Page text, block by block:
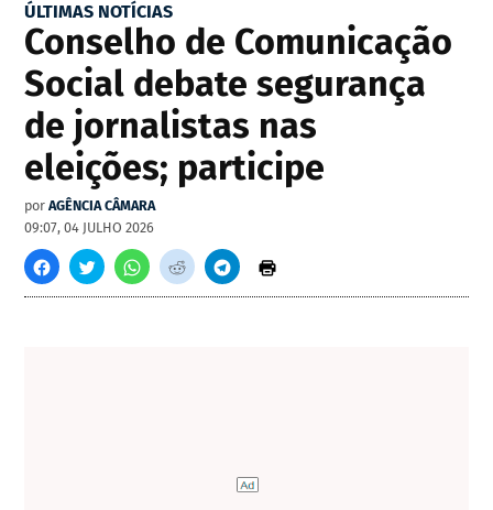
ÚLTIMAS NOTÍCIAS
Conselho de Comunicação
Social debate segurança
de jornalistas nas
eleições; participe
por AGÊNCIA CÂMARA
09:07, 04 JULHO 2026